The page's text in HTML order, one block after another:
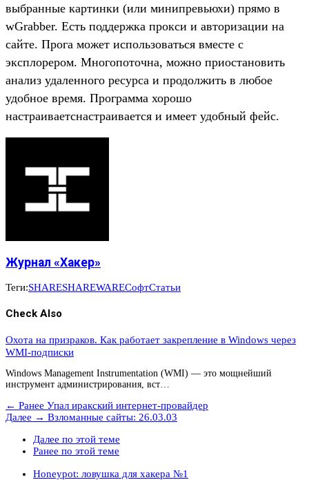
выбранные картинки (или минипревьюхи) прямо в
wGrabber. Есть поддержка прокси и авторизации на
сайте. Прога может использоваться вместе с
эксплорером. Многопоточна, можно приостановить
анализ удаленного ресурса и продолжить в любое
удобное время. Программа хорошо
настраиваетснастраивается и имеет удобный фейс.
Журнал «Хакер»
Теги:SHARESHAREWAREСофтСтатьи
Check Also
Охота на призраков. Как работает закрепление в Windows через
WMI-подписки
Windows Management Instrumentation (WMI) — это мощнейший
инструмент администрирования, вст…
← Ранее Упал иракский интернет-провайдер
Далее → Взломанные сайты: 26.03.03
Далее по этой теме
Ранее по этой теме
Honeypot: ловушка для хакера №1